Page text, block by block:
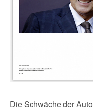
Die Schwäche der